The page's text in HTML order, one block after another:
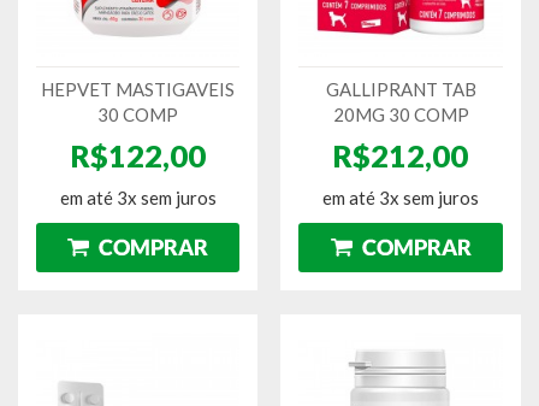
HEPVET MASTIGAVEIS
30 COMP
R$122,00
em até 3x sem juros
GALLIPRANT TAB
20MG 30 COMP
R$212,00
em até 3x sem juros